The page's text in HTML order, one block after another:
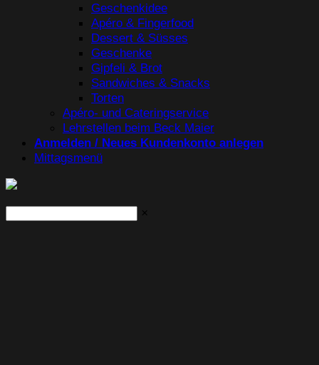
Geschenkidee
Apéro & Fingerfood
Dessert & Süsses
Geschenke
Gipfeli & Brot
Sandwiches & Snacks
Torten
Apéro- und Cateringservice
Lehrstellen beim Beck Maier
Anmelden / Neues Kundenkonto anlegen
Mittagsmenü
×